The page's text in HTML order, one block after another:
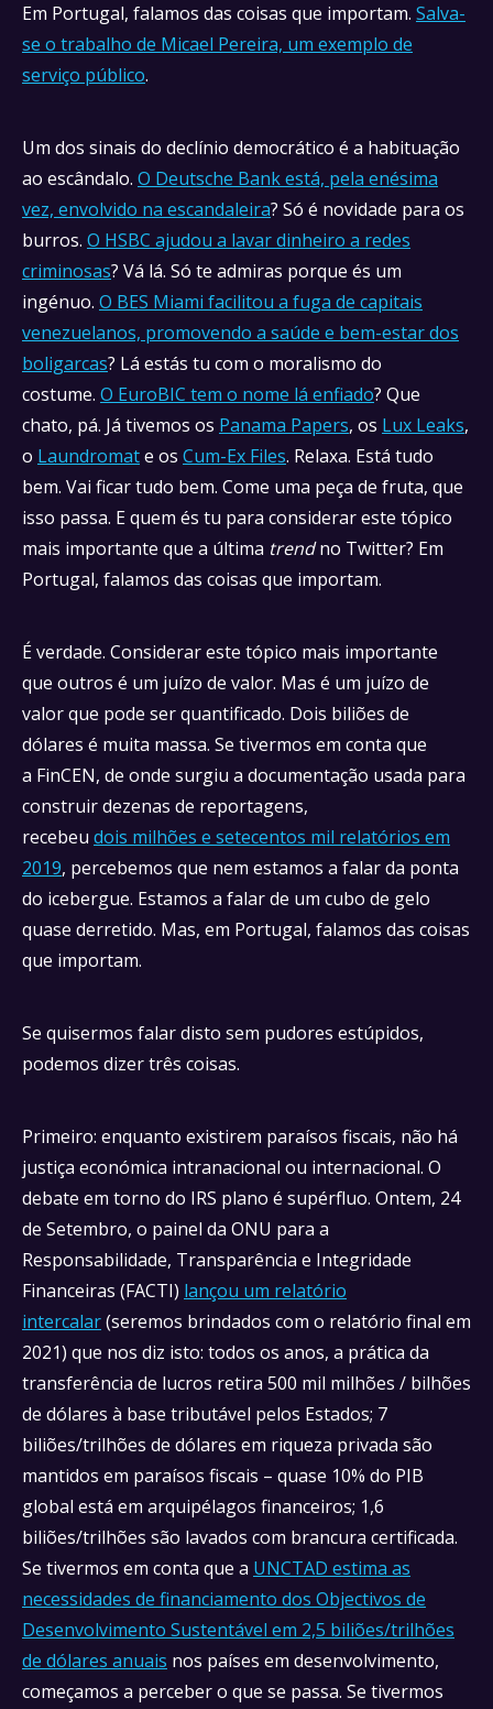
Em Portugal, falamos das coisas que importam. Salva-
se o trabalho de Micael Pereira, um exemplo de
serviço público.
Um dos sinais do declínio democrático é a habituação
ao escândalo. O Deutsche Bank está, pela enésima
vez, envolvido na escandaleira? Só é novidade para os
burros. O HSBC ajudou a lavar dinheiro a redes
criminosas? Vá lá. Só te admiras porque és um
ingénuo. O BES Miami facilitou a fuga de capitais
venezuelanos, promovendo a saúde e bem-estar dos
boligarcas? Lá estás tu com o moralismo do
costume. O EuroBIC tem o nome lá enfiado? Que
chato, pá. Já tivemos os Panama Papers, os Lux Leaks,
o Laundromate os Cum-Ex Files. Relaxa. Está tudo
bem. Vai ficar tudo bem. Come uma peça de fruta, que
isso passa. E quem és tu para considerar este tópico
mais importante que a última trendno Twitter? Em
Portugal, falamos das coisas que importam.
É verdade. Considerar este tópico mais importante
que outros é um juízo de valor. Mas é um juízo de
valor que pode ser quantificado. Dois biliões de
dólares é muita massa. Se tivermos em conta que
a FinCEN, de onde surgiu a documentação usada para
construir dezenas de reportagens,
recebeu dois milhões e setecentos mil relatórios em
2019, percebemos que nem estamos a falar da ponta
do icebergue. Estamos a falar de um cubo de gelo
quase derretido. Mas, em Portugal, falamos das coisas
que importam.
Se quisermos falar disto sem pudores estúpidos,
podemos dizer três coisas.
Primeiro: enquanto existirem paraísos fiscais, não há
justiça económica intranacional ou internacional. O
debate em torno do IRS plano é supérfluo. Ontem, 24
de Setembro, o painel da ONU para a
Responsabilidade, Transparência e Integridade
Financeiras (FACTI) lançou um relatório
intercalar(seremos brindados com o relatório final em
2021) que nos diz isto: todos os anos, a prática da
transferência de lucros retira 500 mil milhões / bilhões
de dólares à base tributável pelos Estados; 7
biliões/trilhões de dólares em riqueza privada são
mantidos em paraísos fiscais – quase 10% do PIB
global está em arquipélagos financeiros; 1,6
biliões/trilhões são lavados com brancura certificada.
Se tivermos em conta que a UNCTAD estima as
necessidades de financiamento dos Objectivos de
Desenvolvimento Sustentável em 2,5 biliões/trilhões
de dólares anuais nos países em desenvolvimento,
começamos a perceber o que se passa. Se tivermos